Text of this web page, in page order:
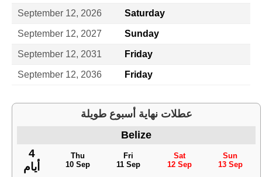
September 12, 2026 Saturday
September 12, 2027 Sunday
September 12, 2031 Friday
September 12, 2036 Friday
عطلات نهاية أسبوع طويلة
Belize
4
أيام
Thu
10 Sep
Fri
11 Sep
Sat
12 Sep
Sun
13 Sep